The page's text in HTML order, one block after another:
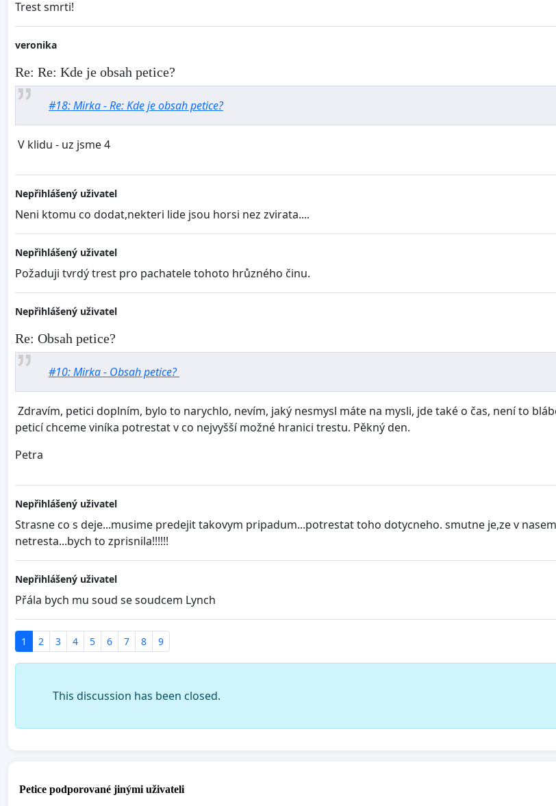
Trest smrti!
veronika
Re: Re: Kde je obsah petice?
#18: Mirka - Re: Kde je obsah petice?
V klidu - uz jsme 4
Nepřihlášený uživatel
Neni ktomu co dodat,nekteri lide jsou horsi nez zvirata....
Nepřihlášený uživatel
Požaduji tvrdý trest pro pachatele tohoto hrůzného činu.
Nepřihlášený uživatel
Re: Obsah petice?
#10: Mirka - Obsah petice?
Zdravím, petici doplním, bylo to narychlo, nevím, jaký nesmysl máte na mysli, jde také o čas, není to
peticí chceme viníka potrestat v co nejvyšší možné hranici trestu. Pěkný den.
Petra
Nepřihlášený uživatel
Strasne co s deje...musime predejit takovym pripadum...potrestat toho dotycneho. smutne je,ze v
netresta...bych to zprisnila!!!!!!
Nepřihlášený uživatel
Přála bych mu soud se soudcem Lynch
1 2 3 4 5 6 7 8 9
This discussion has been closed.
Petice podporované jinými uživateli